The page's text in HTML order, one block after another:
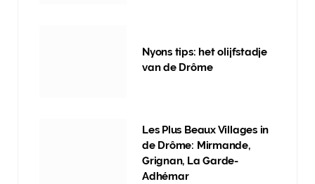
Nyons tips: het olijfstadje
van de Drôme
Les Plus Beaux Villages in
de Drôme: Mirmande,
Grignan, La Garde-
Adhémar